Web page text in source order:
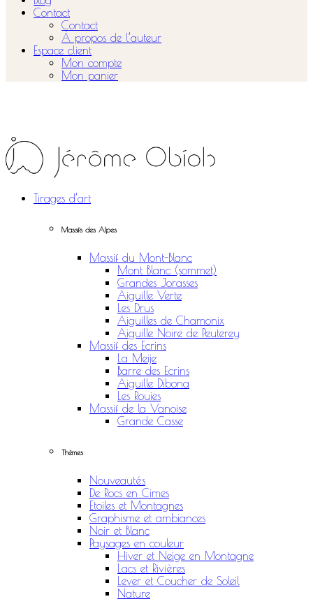
Contact
Contact
À propos de l’auteur
Espace client
Mon compte
Mon panier
Tirages d’art
Massifs des Alpes
Massif du Mont-Blanc
Mont Blanc (sommet)
Grandes Jorasses
Aiguille Verte
Les Drus
Aiguilles de Chamonix
Aiguille Noire de Peuterey
Massif des Ecrins
La Meije
Barre des Ecrins
Aiguille Dibona
Les Rouies
Massif de la Vanoise
Grande Casse
Thèmes
Nouveautés
De Rocs en Cimes
Etoiles et Montagnes
Graphisme et ambiances
Noir et Blanc
Paysages en couleur
Hiver et Neige en Montagne
Lacs et Rivières
Lever et Coucher de Soleil
Nature